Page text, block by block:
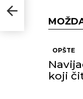
OPŠTE
koji